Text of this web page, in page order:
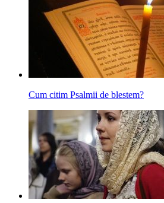
Cum citim Psalmii de blestem?